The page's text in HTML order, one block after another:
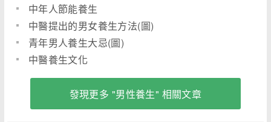
中年人節能養生
中醫提出的男女養生方法(圖)
青年男人養生大忌(圖)
中醫養生文化
發現更多 "男性養生" 相關文章